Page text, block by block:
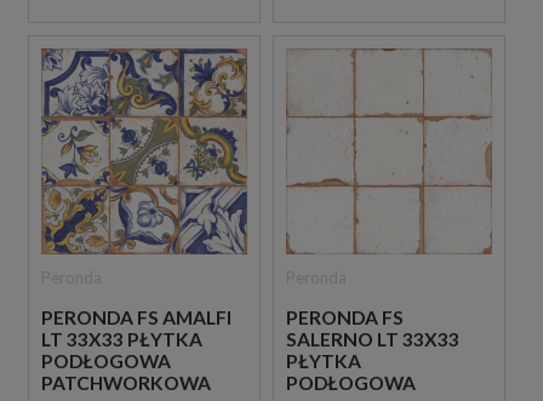
PERONDA FS AMALFI
LT 33X33 PŁYTKA
PODŁOGOWA
PATCHWORKOWA
PERONDA FS
SALERNO LT 33X33
PŁYTKA
PODŁOGOWA